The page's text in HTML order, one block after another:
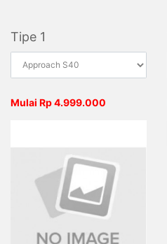
Tipe 1
Mulai Rp 4.999.000